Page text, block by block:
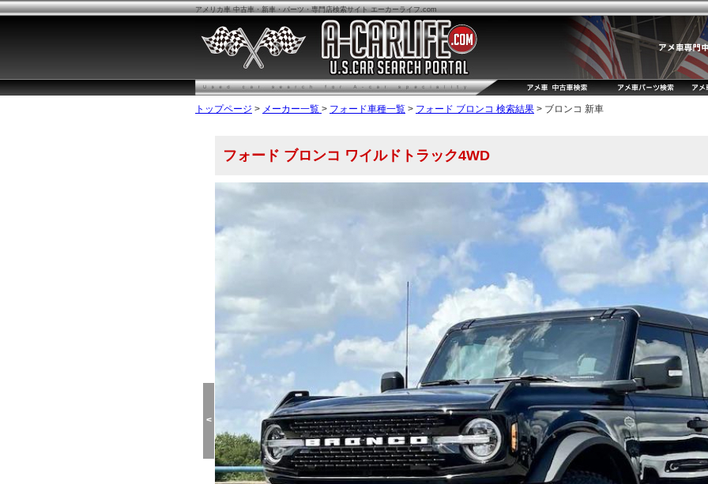
アメリカ車 中古車・新車・パーツ・専門店検索サイト エーカーライフ.com
トップページ > メーカー一覧 > フォード車種一覧 > フォード ブロンコ 検索結果 > ブロンコ 新車
フォード ブロンコ ワイルドトラック4WD
<